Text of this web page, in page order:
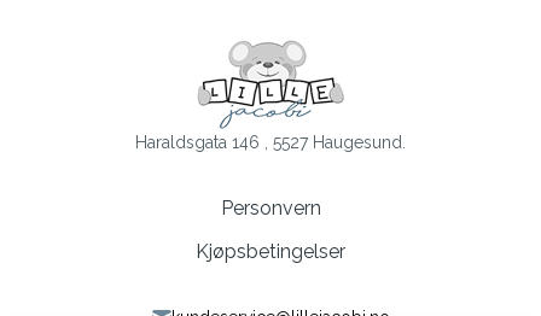
Haraldsgata 146 , 5527 Haugesund.
Personvern
Kjøpsbetingelser